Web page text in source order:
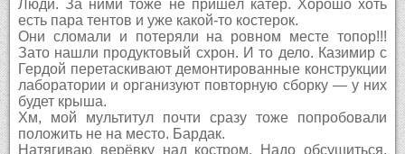
Люди. За ними тоже не пришёл катер. Хорошо хоть
есть пара тентов и уже какой-то костерок.
Они сломали и потеряли на ровном месте топор!!!
Зато нашли продуктовый схрон. И то дело. Казимир с
Гердой перетаскивают демонтированные конструкции
лаборатории и организуют повторную сборку — у них
будет крыша.
Хм, мой мультитул почти сразу тоже попробовали
положить не на место. Бардак.
Натягиваю верёвку над костром. Надо обсушиться,